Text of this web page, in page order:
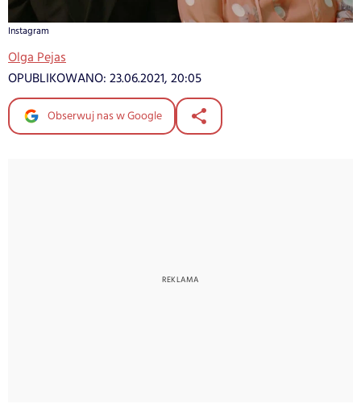
Instagram
Olga Pejas
OPUBLIKOWANO: 23.06.2021, 20:05
Obserwuj nas w Google